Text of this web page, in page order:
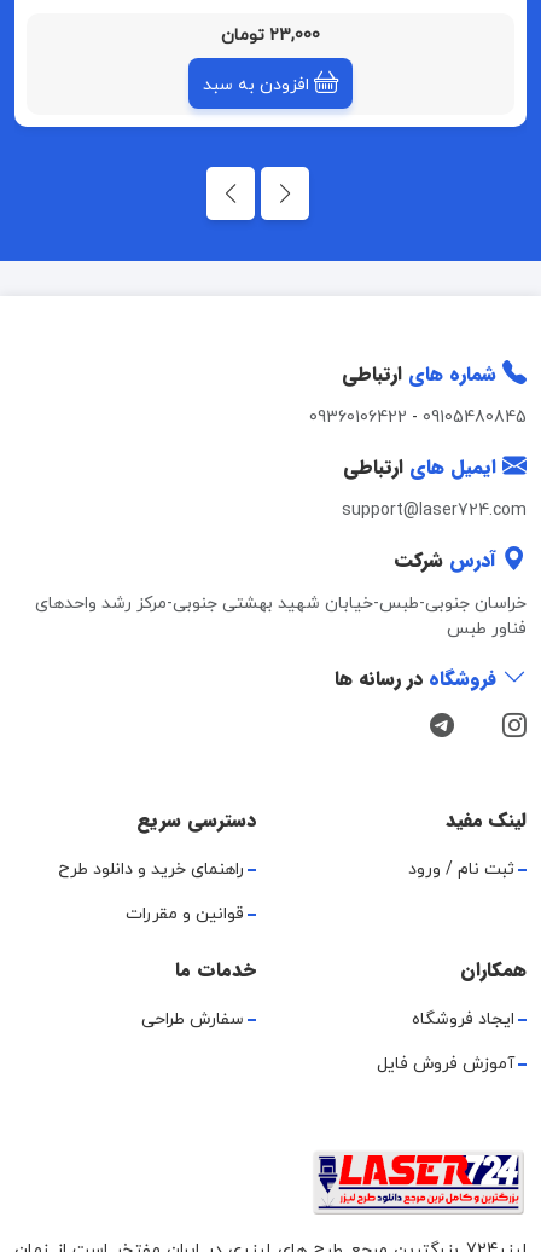
23,000 تومان
افزودن به سبد
شماره های ارتباطی
09105480845
-
09360106422
ایمیل های ارتباطی
support@laser724.com
آدرس شرکت
خراسان جنوبی-طبس-خیابان شهید بهشتی جنوبی-مرکز رشد واحدهای
فناور طبس
فروشگاه در رسانه ها
لینک مفید
ثبت نام / ورود
دسترسی سریع
راهنمای خرید و دانلود طرح
قوانین و مقررات
همکاران
ایجاد فروشگاه
آموزش فروش فایل
خدمات ما
سفارش طراحی